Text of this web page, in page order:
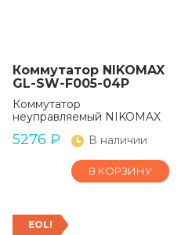
Коммутатор NIKOMAX
GL-SW-F005-04P
Коммутатор
неуправляемый NIKOMAX
5276 ₽ В наличии
В КОРЗИНУ
EOL!